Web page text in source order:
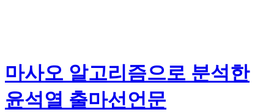
마사오 알고리즘으로 분석한
윤석열 출마선언문